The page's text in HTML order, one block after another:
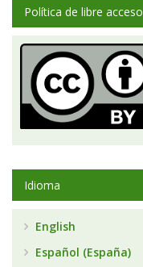
Política de libre acceso
Idioma
English
Español (España)